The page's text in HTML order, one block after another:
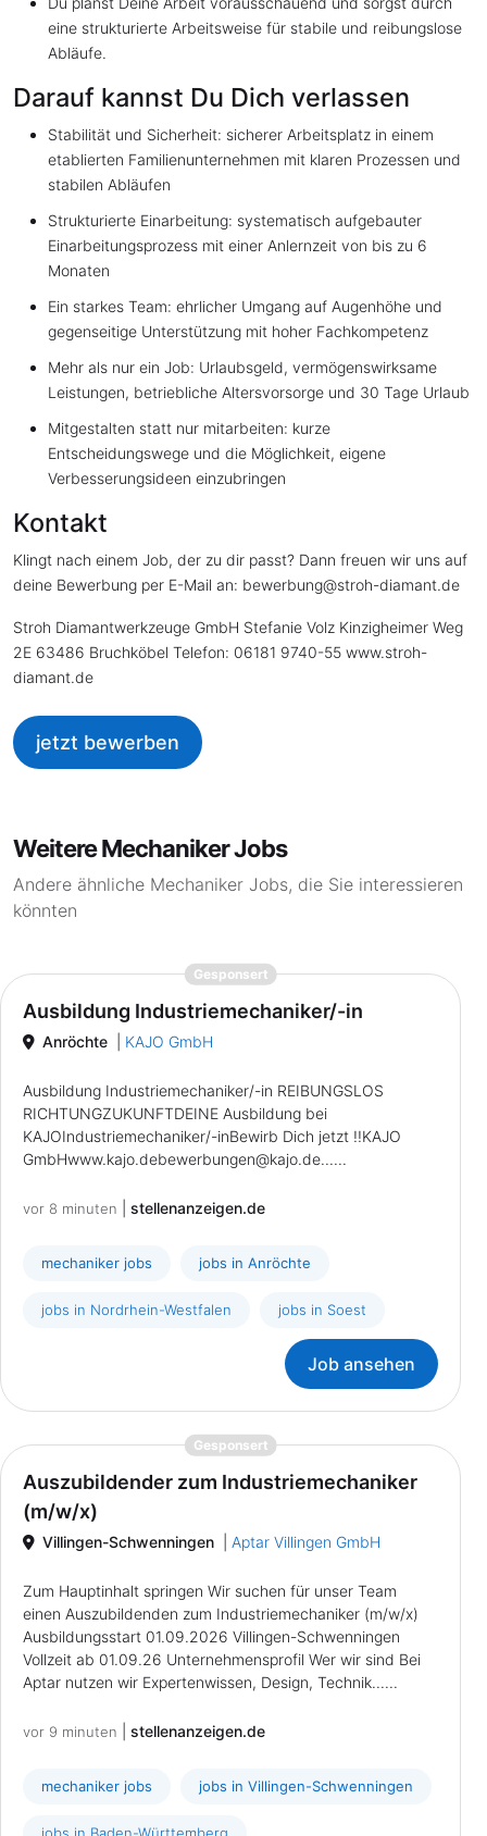
eine strukturierte Arbeitsweise für stabile und reibungslose
Abläufe.
Darauf kannst Du Dich verlassen
Stabilität und Sicherheit: sicherer Arbeitsplatz in einem
etablierten Familienunternehmen mit klaren Prozessen und
stabilen Abläufen
Strukturierte Einarbeitung: systematisch aufgebauter
Einarbeitungsprozess mit einer Anlernzeit von bis zu 6
Monaten
Ein starkes Team: ehrlicher Umgang auf Augenhöhe und
gegenseitige Unterstützung mit hoher Fachkompetenz
Mehr als nur ein Job: Urlaubsgeld, vermögenswirksame
Leistungen, betriebliche Altersvorsorge und 30 Tage Urlaub
Mitgestalten statt nur mitarbeiten: kurze
Entscheidungswege und die Möglichkeit, eigene
Verbesserungsideen einzubringen
Kontakt
Klingt nach einem Job, der zu dir passt? Dann freuen wir uns auf
deine Bewerbung per E-Mail an: bewerbung@stroh-diamant.de
Stroh Diamantwerkzeuge GmbH Stefanie Volz Kinzigheimer Weg
2E 63486 Bruchköbel Telefon: 06181 9740-55 www.stroh-
diamant.de
jetzt bewerben
Weitere Mechaniker Jobs
Andere ähnliche Mechaniker Jobs, die Sie interessieren
könnten
Gesponsert{prompt.job}
Ausbildung Industriemechaniker/-in
Anröchte KAJO GmbH
Ausbildung Industriemechaniker/-in REIBUNGSLOS
RICHTUNGZUKUNFTDEINE Ausbildung bei
KAJOIndustriemechaniker/-inBewirb Dich jetzt !!KAJO
GmbHwww.kajo.debewerbungen@kajo.de......
vor 8 minuten stellenanzeigen.de
mechaniker jobs jobs in Anröchte
jobs in Nordrhein-Westfalen jobs in Soest
Job ansehen
Gesponsert{prompt.job}
Auszubildender zum Industriemechaniker
(m/w/x)
Villingen-Schwenningen Aptar Villingen GmbH
Zum Hauptinhalt springen Wir suchen für unser Team
einen Auszubildenden zum Industriemechaniker (m/w/x)
Ausbildungsstart 01.09.2026 Villingen-Schwenningen
Vollzeit ab 01.09.26 Unternehmensprofil Wer wir sind Bei
Aptar nutzen wir Expertenwissen, Design, Technik......
vor 9 minuten stellenanzeigen.de
mechaniker jobs jobs in Villingen-Schwenningen